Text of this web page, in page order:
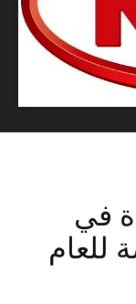
في
للعام